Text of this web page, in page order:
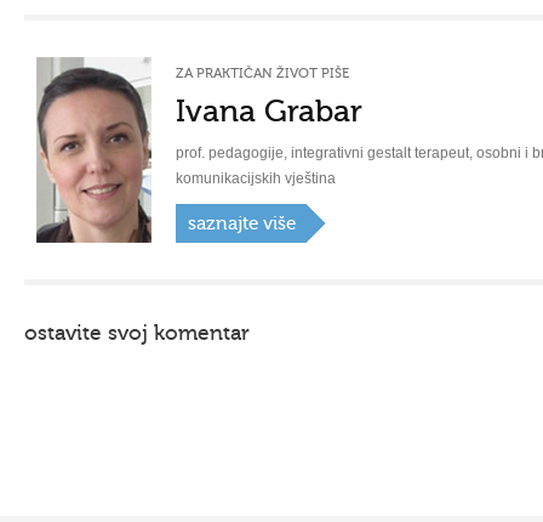
ZA PRAKTIČAN ŽIVOT PIŠE
Ivana Grabar
prof. pedagogije, integrativni gestalt terapeut, osobni i
komunikacijskih vještina
saznajte više
ostavite svoj komentar